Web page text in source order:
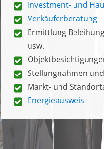
Investment- und
Verkäuferberatung
Ermittlung
usw.
Stellungnahmen
Markt- und
Energieausweis